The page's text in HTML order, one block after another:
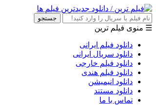
جستجو
☰ منوی فیلم ترین
دانلود فیلم ایرانی
دانلود سریال ایرانی
دانلود فیلم خارجی
دانلود فیلم هندی
دانلود انیمیشن
دانلود مستند
تماس با ما